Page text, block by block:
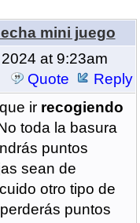
mini juego
at 9:23am
Quote
Reply
ir recogiendo
toda la basura
puntos
sean de
otro tipo de
puntos